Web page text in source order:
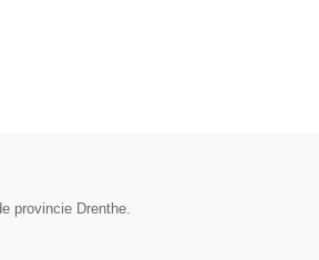
provincie Drenthe.